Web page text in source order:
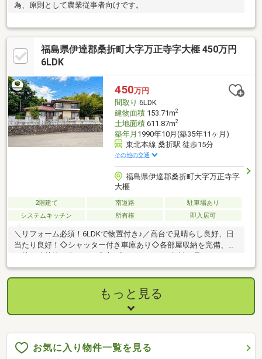
為、原則として農業従事者向けです。
福島県伊達郡桑折町大字万正寺字大榧 450万円
6LDK
450万円
間取り 6LDK
建物面積153.71m2
土地面積611.87m2
築年月 1990年10月(築35年11ヶ月)
東北本線 桑折駅 徒歩15分
その他の交通
福島県伊達郡桑折町大字万正寺字
大榧
2階建て 南道路
駐車場あり
システムキッチン
所有権 即入居可
＼リフォーム必須！6LDKで物置付き♪／高台で見晴らし良好、日
当たり良好！◇シャッター付き車庫あり◇各部屋収納を完備、引
っ越し時荷物が多くても安心♪◇リフォームの相談も承っており
ます！
もっと見る
お気に入り物件一覧を見る